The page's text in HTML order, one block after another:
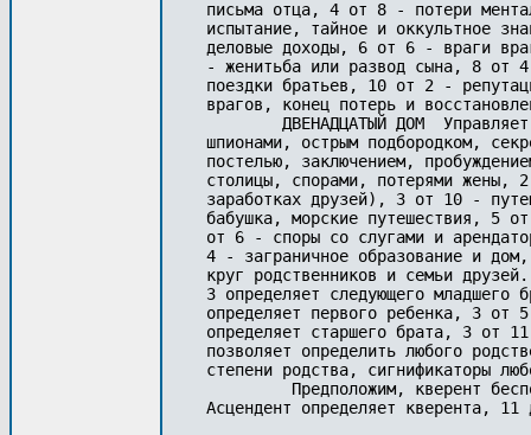
письма отца, 4 от 8 - потери
испытание, тайное и оккультное
деловые доходы, 6 от 6 - враги
- женитьба или развод сына, 8 от
поездки братьев, 10 от 2 -
врагов, конец потерь и
ДВЕНАДЦАТЫЙ ДОМ
шпионами, острым подбородком,
постелью, заключением,
столицы, спорами, потерями жены,
заработках друзей), 3 от 10 -
бабушка, морские путешествия,
от 6 - споры со слугами и
4 - заграничное образование и
круг родственников и семьи
3 определяет следующего
определяет первого ребенка, 3
определяет старшего брата, 3 от
позволяет определить любого
степени родства, сигнификаторы
Предположим, кверент
Асцендент определяет кверента,